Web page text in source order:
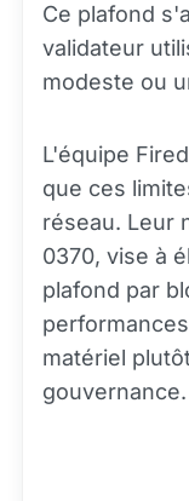
Ce plafond
validateur
modeste ou
L'équipe
que ces
réseau. Leur
0370, vise à
plafond par
matériel
gouvernance.